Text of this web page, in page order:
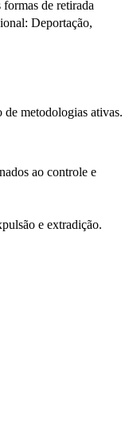
de retirada
Deportação,
metodologias ativas.
ao controle e
e extradição.